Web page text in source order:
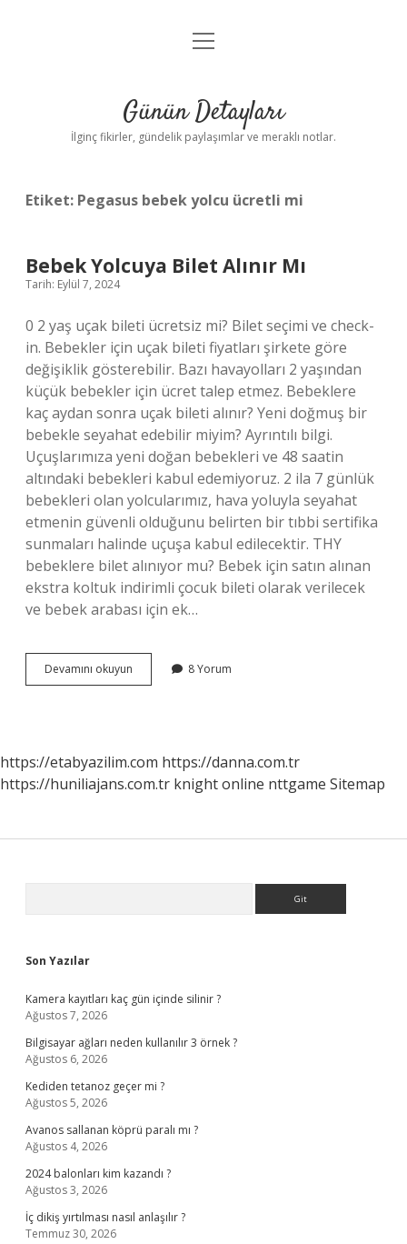
Gizlilik Politikası
Yasal Uyarı
menüyü
Günün Detayları
İlginç fikirler, gündelik paylaşımlar ve meraklı notlar.
Etiket: Pegasus bebek yolcu ücretli mi
Bebek Yolcuya Bilet Alınır Mı
Tarih: Eylül 7, 2024
0 2 yaş uçak bileti ücretsiz mi? Bilet seçimi ve check-
in. Bebekler için uçak bileti fiyatları şirkete göre
değişiklik gösterebilir. Bazı havayolları 2 yaşından
küçük bebekler için ücret talep etmez. Bebeklere
kaç aydan sonra uçak bileti alınır? Yeni doğmuş bir
bebekle seyahat edebilir miyim? Ayrıntılı bilgi.
Uçuşlarımıza yeni doğan bebekleri ve 48 saatin
altındaki bebekleri kabul edemiyoruz. 2 ila 7 günlük
bebekleri olan yolcularımız, hava yoluyla seyahat
etmenin güvenli olduğunu belirten bir tıbbi sertifika
sunmaları halinde uçuşa kabul edilecektir. THY
bebeklere bilet alınıyor mu? Bebek için satın alınan
ekstra koltuk indirimli çocuk bileti olarak verilecek
ve bebek arabası için ek…
Devamını okuyun
Yolcuya
8 Yorum
https://etabyazilim.com https://danna.com.tr
https://huniliajans.com.tr knight online nttgame Sitemap
Son Yazılar
Kamera kayıtları kaç gün içinde silinir ?
Ağustos 7, 2026
Bilgisayar ağları neden kullanılır 3 örnek ?
Ağustos 6, 2026
Kediden tetanoz geçer mi ?
Ağustos 5, 2026
Avanos sallanan köprü paralı mı ?
Ağustos 4, 2026
2024 balonları kim kazandı ?
Ağustos 3, 2026
İç dikiş yırtılması nasıl anlaşılır ?
Temmuz 30, 2026